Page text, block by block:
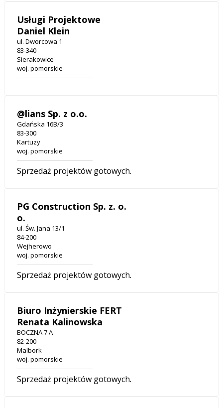
Usługi Projektowe
Daniel Klein
ul. Dworcowa 1
83-340
Sierakowice
woj. pomorskie
@lians Sp. z o.o.
Gdańska 16B/3
83-300
Kartuzy
woj. pomorskie
Sprzedaż projektów gotowych.
PG Construction Sp. z. o.
o.
ul. Św. Jana 13/1
84-200
Wejherowo
woj. pomorskie
Sprzedaż projektów gotowych.
Biuro Inżynierskie FERT
Renata Kalinowska
BOCZNA 7 A
82-200
Malbork
woj. pomorskie
Sprzedaż projektów gotowych.